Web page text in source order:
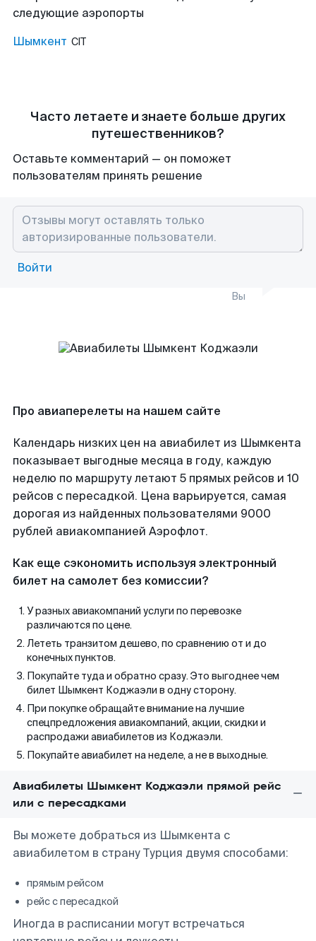
следующие аэропорты
Шымкент CIT
Часто летаете и знаете больше других
путешественников?
Оставьте комментарий — он поможет
пользователям принять решение
Войти
Вы
Про авиаперелеты на нашем сайте
Календарь низких цен на авиабилет из Шымкента
показывает выгодные месяца в году, каждую
неделю по маршруту летают 5 прямых рейсов и 10
рейсов с пересадкой. Цена варьируется, самая
дорогая из найденных пользователями 9000
рублей авиакомпанией Аэрофлот.
Как еще сэкономить используя электронный
билет на самолет без комиссии?
У разных авиакомпаний услуги по перевозке
различаются по цене.
Лететь транзитом дешево, по сравнению от и до
конечных пунктов.
Покупайте туда и обратно сразу. Это выгоднее чем
билет Шымкент Коджаэли в одну сторону.
При покупке обращайте внимание на лучшие
спецпредложения авиакомпаний, акции, скидки и
распродажи авиабилетов из Коджаэли.
Покупайте авиабилет на неделе, а не в выходные.
Авиабилеты Шымкент Коджаэли прямой рейс
или с пересадками
Вы можете добраться из Шымкента с
авиабилетом в страну Турция двумя способами:
прямым рейсом
рейс с пересадкой
Иногда в расписании могут встречаться